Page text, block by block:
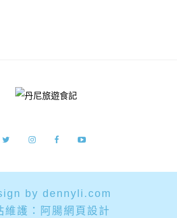
by dennyli.com
維護： 阿腸網頁設計